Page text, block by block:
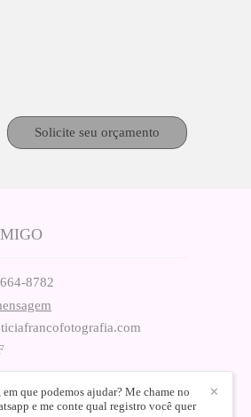
Solicite seu orçamento
8782
✕
em que podemos ajudar? Me chame no
e me conte qual registro você quer